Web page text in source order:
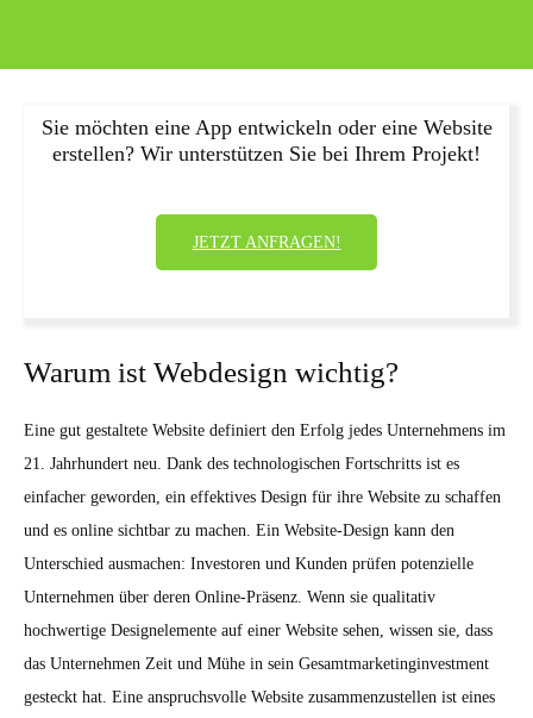
Sie möchten eine App entwickeln oder eine Website
erstellen? Wir unterstützen Sie bei Ihrem Projekt!
JETZT ANFRAGEN!
Warum ist Webdesign wichtig?
Eine gut gestaltete Website definiert den Erfolg jedes Unternehmens im
21. Jahrhundert neu. Dank des technologischen Fortschritts ist es
einfacher geworden, ein effektives Design für ihre Website zu schaffen
und es online sichtbar zu machen. Ein Website-Design kann den
Unterschied ausmachen: Investoren und Kunden prüfen potenzielle
Unternehmen über deren Online-Präsenz. Wenn sie qualitativ
hochwertige Designelemente auf einer Website sehen, wissen sie, dass
das Unternehmen Zeit und Mühe in sein Gesamtmarketinginvestment
gesteckt hat. Eine anspruchsvolle Website zusammenzustellen ist eines